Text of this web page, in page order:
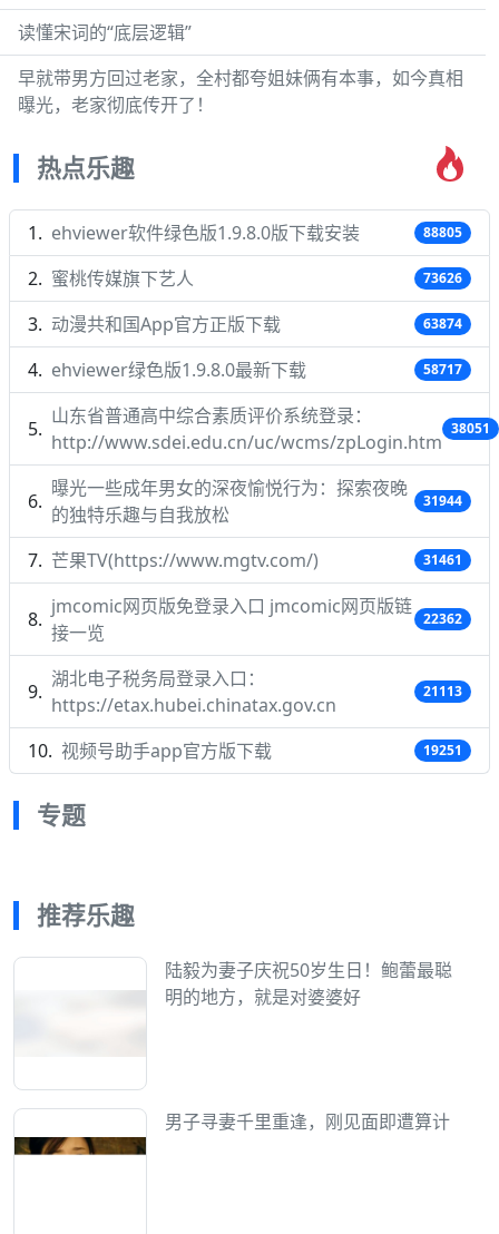
读懂宋词的“底层逻辑”
早就带男方回过老家，全村都夸姐妹俩有本事，如今真相
曝光，老家彻底传开了！
热点乐趣
ehviewer软件绿色版1.9.8.0版下载安装 88805
蜜桃传媒旗下艺人 73626
动漫共和国App官方正版下载 63874
ehviewer绿色版1.9.8.0最新下载 58717
山东省普通高中综合素质评价系统登录：
http://www.sdei.edu.cn/uc/wcms/zpLogin.htm
38051
曝光一些成年男女的深夜愉悦行为：探索夜晚
的独特乐趣与自我放松
31944
芒果TV(https://www.mgtv.com/) 31461
jmcomic网页版免登录入口 jmcomic网页版链
接一览
22362
湖北电子税务局登录入口：
https://etax.hubei.chinatax.gov.cn
21113
视频号助手app官方版下载 19251
专题
推荐乐趣
陆毅为妻子庆祝50岁生日！鲍蕾最聪
明的地方，就是对婆婆好
男子寻妻千里重逢，刚见面即遭算计